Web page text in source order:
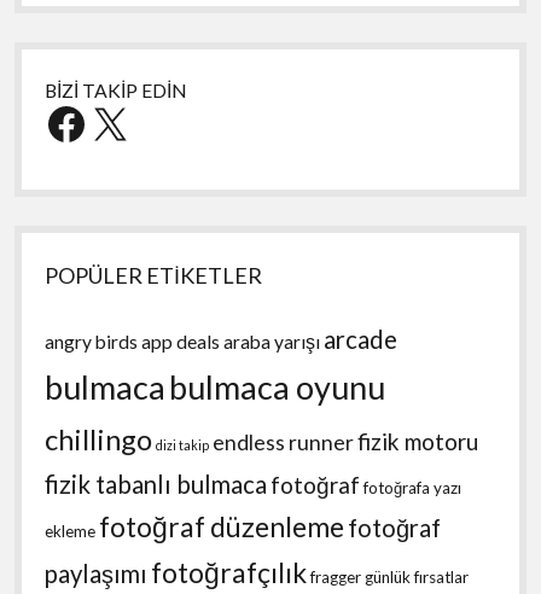
BİZİ TAKİP EDİN
Facebook
X
POPÜLER ETİKETLER
angry birds app deals araba yarışı arcade
bulmaca bulmaca oyunu
chillingo dizi takip endless runnerfizik motoru
fizik tabanlı bulmaca fotoğraf fotoğrafa yazı
ekleme fotoğraf düzenleme fotoğraf
paylaşımı fotoğrafçılıkfraggergünlük fırsatlar